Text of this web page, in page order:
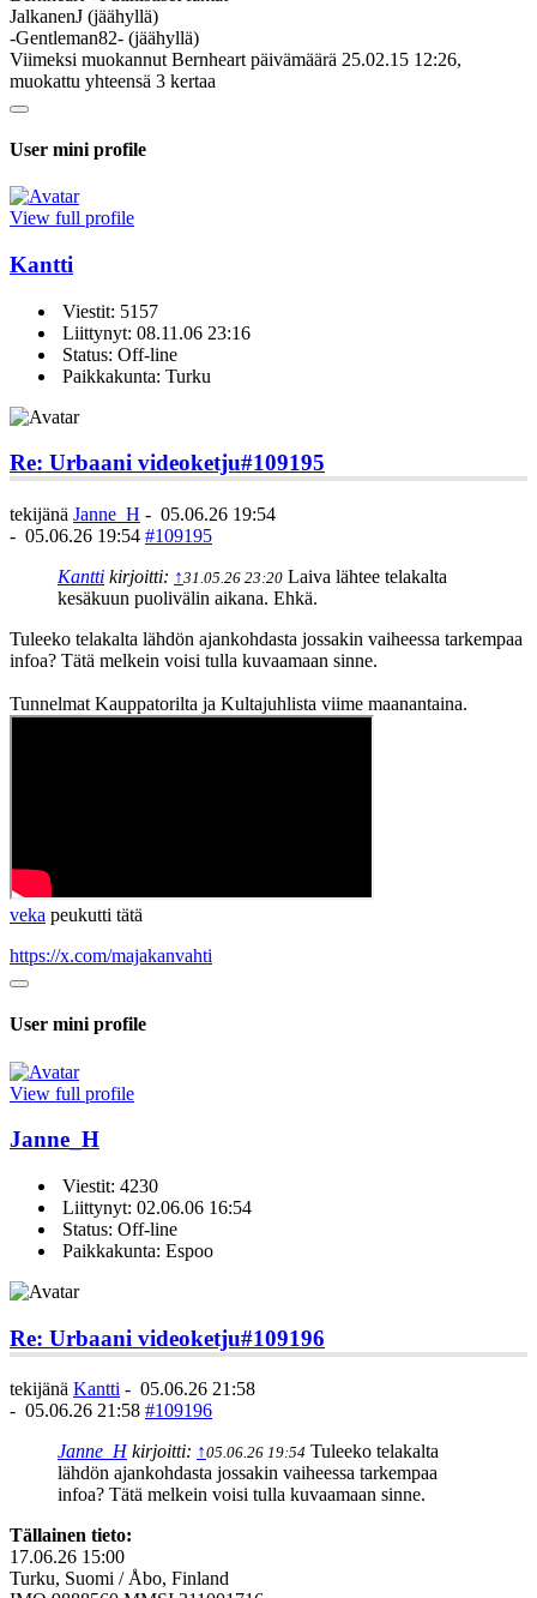
JalkanenJ (jäähyllä)
-Gentleman82- (jäähyllä)
Viimeksi muokannut Bernheart päivämäärä 25.02.15 12:26,
muokattu yhteensä 3 kertaa
User mini profile
View full profile
Kantti
Viestit: 5157
Liittynyt: 08.11.06 23:16
Status: Off-line
Paikkakunta: Turku
Re: Urbaani videoketju#109195
tekijänä Janne_H - 05.06.26 19:54
- 05.06.26 19:54 #109195
Kantti kirjoitti: ↑31.05.26 23:20 Laiva lähtee telakalta
kesäkuun puolivälin aikana. Ehkä.
Tuleeko telakalta lähdön ajankohdasta jossakin vaiheessa tarkempaa
infoa? Tätä melkein voisi tulla kuvaamaan sinne.
Tunnelmat Kauppatorilta ja Kultajuhlista viime maanantaina.
veka peukutti tätä
https://x.com/majakanvahti
User mini profile
View full profile
Janne_H
Viestit: 4230
Liittynyt: 02.06.06 16:54
Status: Off-line
Paikkakunta: Espoo
Re: Urbaani videoketju#109196
tekijänä Kantti - 05.06.26 21:58
- 05.06.26 21:58 #109196
Janne_Hkirjoitti: ↑05.06.26 19:54 Tuleeko telakalta
lähdön ajankohdasta jossakin vaiheessa tarkempaa
infoa? Tätä melkein voisi tulla kuvaamaan sinne.
Tällainen tieto:
17.06.26 15:00
Turku, Suomi / Åbo, Finland